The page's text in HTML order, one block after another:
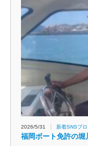
2026/5/31 新着SNSブ
福岡ボート免許の